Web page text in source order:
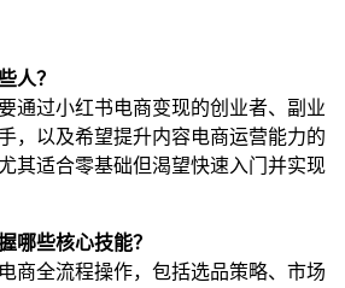
人？
通过小红书电商变现的创业者、副业
，以及希望提升内容电商运营能力的
其适合零基础但渴望快速入门并实现
哪些核心技能？
商全流程操作，包括选品策略、市场